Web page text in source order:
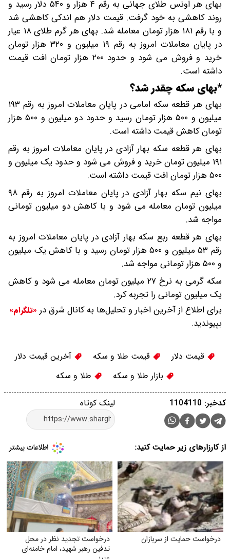
بهای هر اونس طلای جهانی به رقم ۴ هزار و ۵۴۰ دلار رسید و
روند کاهشی به خود گرفت. قیمت دلار هم اندکی کاهشی شد
و با رقم ۱۸۱ هزار تومان معامله شد. بهای هر گرم طلای ۱۸ عیار
در پایان معاملات امروز به رقم ۱۹ میلیون و ۳۲۰ هزار تومان
خرید و فروش می شود و حدود ۲۰۰ هزار تومان افت قیمت
داشته است.
*بهای سکه چقدر شد؟
بهای هر قطعه سکه امامی در پایان معاملات امروز به رقم ۱۹۳
میلیون و ۵۰۰ هزار تومان رسید و حدود دو میلیون و ۵۰۰ هزار
تومان کاهش قیمت داشته است.
بهای هر قطعه سکه بهار آزادی در پایان معاملات امروز به رقم
۱۹۱ میلیون تومان خرید و فروش می شود و حدود یک میلیون و
۵۰۰ هزار تومان افت قیمت داشته است.
بهای نیم سکه بهار آزادی در پایان معاملات امروز به رقم ۹۸
میلیون تومان معامله می شود و با کاهش دو میلیون تومانی
مواجه شد.
بهای هر قطعه ربع سکه بهار آزادی در پایان معاملات امروز به
رقم ۵۳ میلیون و ۵۰۰ هزار تومان رسید و با کاهش یک میلیون
و ۵۰۰ هزار تومانی مواجه شد.
سکه گرمی به نرخ ۲۷ میلیون تومان معامله می شود و کاهش
یک میلیون تومانی را تجربه کرد.
برای اطلاع از آخرین اخبار و تحلیل‌ها به کانال شرق در «تلگرام»
بپیوندید.
قیمت دلار قیمت طلا و سکه
آخرین قیمت دلار
بازار طلا و سکه
طلا و سکه
لینک کوتاه کدخبر: 1104110
از کارزارهای زیر حمایت کنید:
درخواست حمایت از سربازان
درخواست تجدید نظر در محل
تدفین رهبر شهید، امام خامنه‌ای